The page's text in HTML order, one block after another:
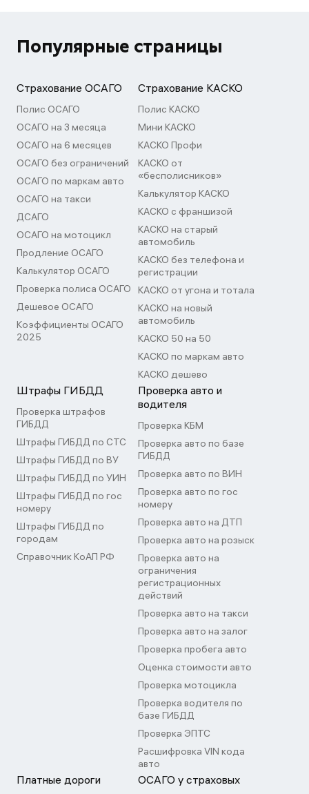
Популярные страницы
Страхование ОСАГО
Полис ОСАГО
ОСАГО на 3 месяца
ОСАГО на 6 месяцев
ОСАГО без ограничений
ОСАГО по маркам авто
ОСАГО на такси
ДСАГО
ОСАГО на мотоцикл
Продление ОСАГО
Калькулятор ОСАГО
Проверка полиса ОСАГО
Дешевое ОСАГО
Коэффициенты ОСАГО
2025
Страхование КАСКО
Полис КАСКО
Мини КАСКО
КАСКО Профи
КАСКО от
«бесполисников»
Калькулятор КАСКО
КАСКО с франшизой
КАСКО на старый
автомобиль
КАСКО без телефона и
регистрации
КАСКО от угона и тотала
КАСКО на новый
автомобиль
КАСКО 50 на 50
КАСКО по маркам авто
КАСКО дешево
Штрафы ГИБДД
Проверка штрафов
ГИБДД
Штрафы ГИБДД по СТС
Штрафы ГИБДД по ВУ
Штрафы ГИБДД по УИН
Штрафы ГИБДД по гос
номеру
Штрафы ГИБДД по
городам
Справочник КоАП РФ
Проверка авто и
водителя
Проверка КБМ
Проверка авто по базе
ГИБДД
Проверка авто по ВИН
Проверка авто по гос
номеру
Проверка авто на ДТП
Проверка авто на розыск
Проверка авто на
ограничения
регистрационных
действий
Проверка авто на такси
Проверка авто на залог
Проверка пробега авто
Оценка стоимости авто
Проверка мотоцикла
Проверка водителя по
базе ГИБДД
Проверка ЭПТС
Расшифровка VIN кода
авто
Платные дороги ОСАГО у страховых